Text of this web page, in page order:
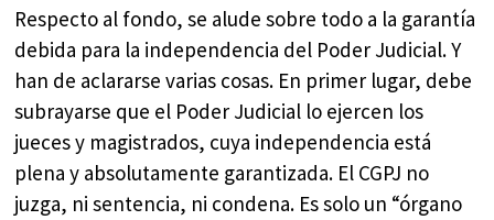
Respecto al fondo, se alude sobre todo a la garantía
debida para la independencia del Poder Judicial. Y
han de aclararse varias cosas. En primer lugar, debe
subrayarse que el Poder Judicial lo ejercen los
jueces y magistrados, cuya independencia está
plena y absolutamente garantizada. El CGPJ no
juzga, ni sentencia, ni condena. Es solo un “órgano